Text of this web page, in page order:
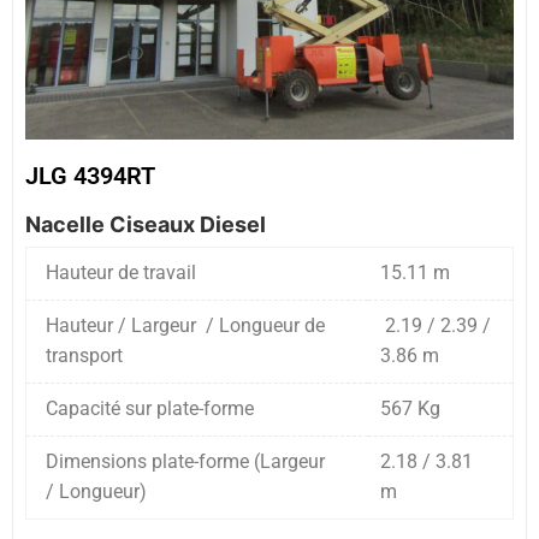
JLG 4394RT
Nacelle Ciseaux Diesel
Hauteur de travail 15.11 m
Hauteur / Largeur / Longueur de
transport
2.19 / 2.39 /
3.86 m
Capacité sur plate-forme 567 Kg
Dimensions plate-forme (Largeur
/ Longueur)
2.18 / 3.81
m